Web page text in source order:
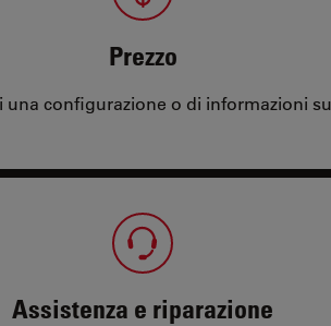
Prezzo
una configurazione o di informazioni
Assistenza e riparazione